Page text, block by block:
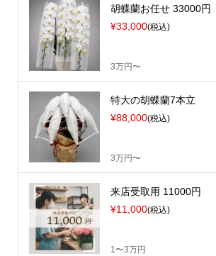
胡蝶蘭お任せ 33000円
¥33,000(税込)
3万円〜
特大の胡蝶蘭7本立
¥88,000(税込)
3万円〜
来店受取用 11000円
¥11,000(税込)
1〜3万円